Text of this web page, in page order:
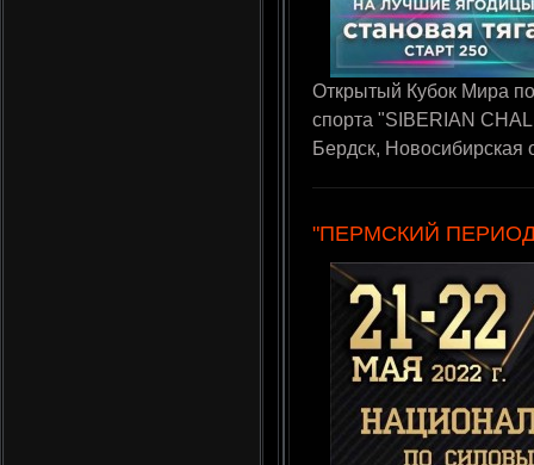
Открытый Кубок Мира
спорта "SIBERIAN
Бердск, Новосибирская
"ПЕРМСКИЙ ПЕРИОД